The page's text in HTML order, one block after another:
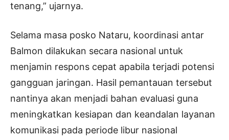
tenang,” ujarnya.
Selama masa posko Nataru, koordinasi antar
Balmon dilakukan secara nasional untuk
menjamin respons cepat apabila terjadi potensi
gangguan jaringan. Hasil pemantauan tersebut
nantinya akan menjadi bahan evaluasi guna
meningkatkan kesiapan dan keandalan layanan
komunikasi pada periode libur nasional